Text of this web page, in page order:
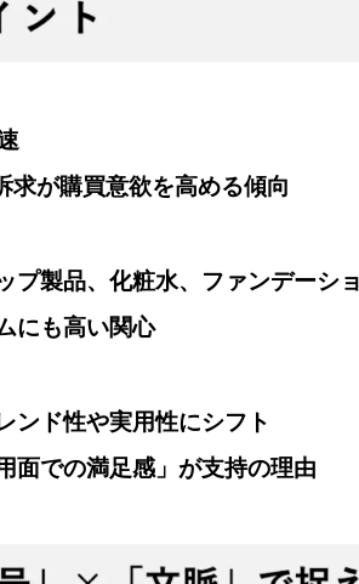
が購買意欲を高める傾向
プ製品、化粧水、ファンデーシ
にも高い関心
ンド性や実用性にシフト
面での満足感」が支持の理由